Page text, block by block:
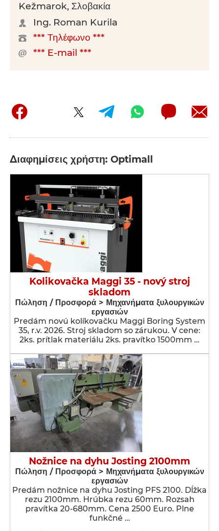
Kežmarok, Σλοβακία
Ing. Roman Kurila
*** Τηλέφωνο ***
*** E-mail ***
Διαφημίσεις χρήστη: Optimall
Kolikovačka Maggi 35 - nový stroj
skladom
Πώληση / Προσφορά > Μηχανήματα ξυλουργικών
εργασιών
Predám novú kolíkovačku Maggi Boring System
35, r.v. 2026. Stroj skladom so zárukou. V cene:
2ks. prítlak materiálu 2ks. pravítko 1500mm …
Nožnice na dyhu Josting 2100mm
Πώληση / Προσφορά > Μηχανήματα ξυλουργικών
εργασιών
Predám nožnice na dyhu Josting PFS 2100. Dĺžka
rezu 2100mm. Hrúbka rezu 60mm. Rozsah
pravítka 20-680mm. Cena 2500 Euro. Plne
funkčné …